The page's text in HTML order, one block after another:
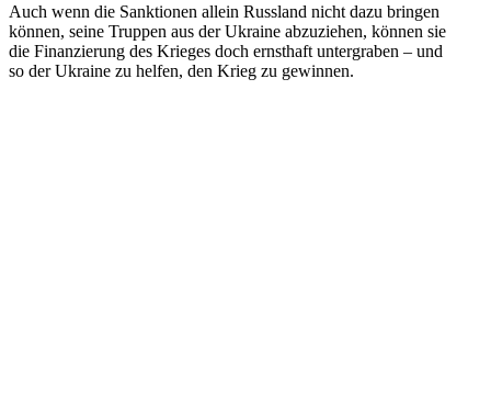
Auch wenn die Sank­tio­nen allein Russ­land nicht dazu bringen
können, seine Truppen aus der Ukraine abzu­zie­hen, können sie
die Finan­zie­rung des Krieges doch ernst­haft unter­gra­ben – und
so der Ukraine zu helfen, den Krieg zu gewinnen.